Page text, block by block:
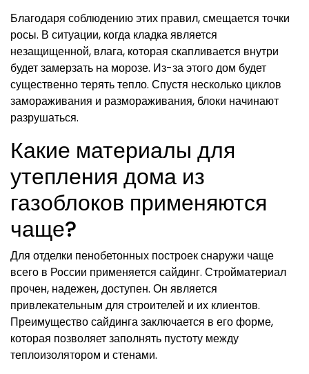
Благодаря соблюдению этих правил, смещается точки
росы. В ситуации, когда кладка является
незащищенной, влага, которая скапливается внутри
будет замерзать на морозе. Из-за этого дом будет
существенно терять тепло. Спустя несколько циклов
замораживания и размораживания, блоки начинают
разрушаться.
Какие материалы для
утепления дома из
газоблоков применяются
чаще?
Для отделки пенобетонных построек снаружи чаще
всего в России применяется сайдинг. Стройматериал
прочен, надежен, доступен. Он является
привлекательным для строителей и их клиентов.
Преимущество сайдинга заключается в его форме,
которая позволяет заполнять пустоту между
теплоизолятором и стенами.